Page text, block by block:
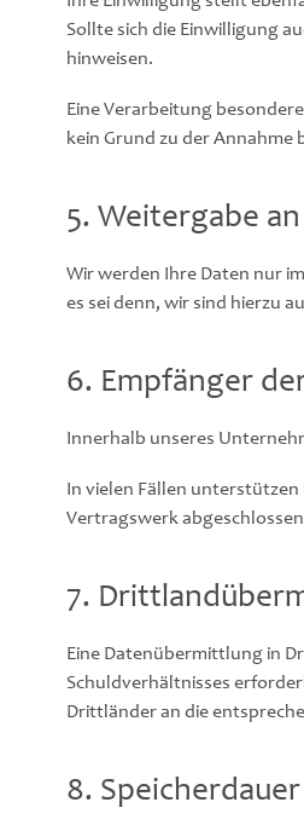
Sollte sich die Einwilligung
hinweisen.
Eine Verarbeitung
kein Grund zu der
5. Weitergabe
Wir werden Ihre Daten nur
es sei denn, wir sind hierzu
6. Empfänger
Innerhalb unseres
In vielen Fällen
Vertragswerk
7.
Eine Datenübermittlung in
Schuldverhältnisses
Drittländer an die
8.